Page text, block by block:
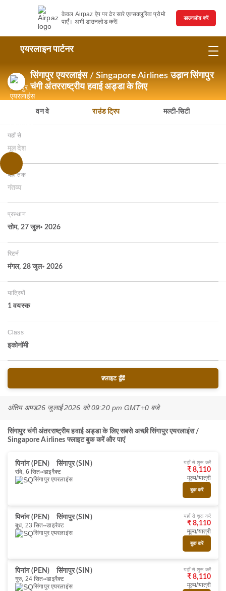
केवल Airpaz ऐप पर ढेर सारे एक्सक्लूसिव प्रोमो
पाएँ। अभी डाउनलोड करें!
डाउनलोड करें
एयरलाइन पार्टनर
सिंगापुर एयरलाइंस / Singapore Airlines उड़ान सिंगापुर
चंगी अंतरराष्ट्रीय हवाई अड्डा के लिए
वन वे राउंड ट्रिप मल्टी-सिटी
यहाँ से
मूल देश
यहाँ तक
गंतव्य
प्रस्थान
सोम, 27 जुल॰ 2026
रिटर्न
मंगल, 28 जुल॰ 2026
यात्रियों
1 वयस्‍क
Class
इकोनॉमी
फ़्लाइट ढूँढें
अंतिम अपड26 जुलाई 2026 को 09:20 pm GMT+0 बजे
सिंगापुर चंगी अंतरराष्ट्रीय हवाई अड्डा के लिए सबसे अच्छी सिंगापुर एयरलाइंस /
Singapore Airlines फ्लाइट बुक करें और पाएं
पिनांग (PEN)
सिंगापुर (SIN)
रवि, 6 सित॰ डाइरैक्ट
सिंगापुर एयरलाइंस
यहाँ से शुरू करें
₹ 8,110
मूल्य/यात्री
बुक करें
पिनांग (PEN)
सिंगापुर (SIN)
बुध, 23 सित॰ डाइरैक्ट
सिंगापुर एयरलाइंस
यहाँ से शुरू करें
₹ 8,110
मूल्य/यात्री
बुक करें
पिनांग (PEN)
सिंगापुर (SIN)
गुरु, 24 सित॰ डाइरैक्ट
सिंगापुर एयरलाइंस
यहाँ से शुरू करें
₹ 8,110
मूल्य/यात्री